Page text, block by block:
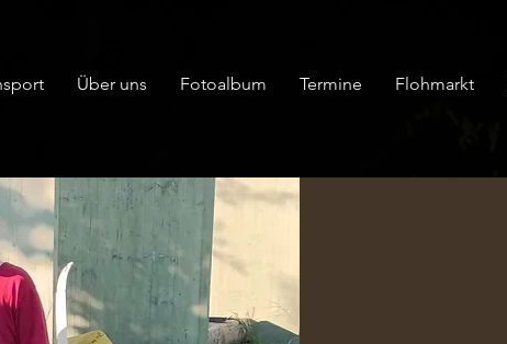
Über uns Fotoalbum Termine Flohmarkt